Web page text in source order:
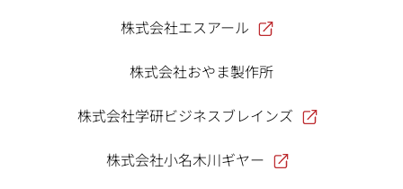
株式会社エスアール
株式会社おやま製作所
株式会社学研ビジネスブレインズ
株式会社小名木川ギヤー